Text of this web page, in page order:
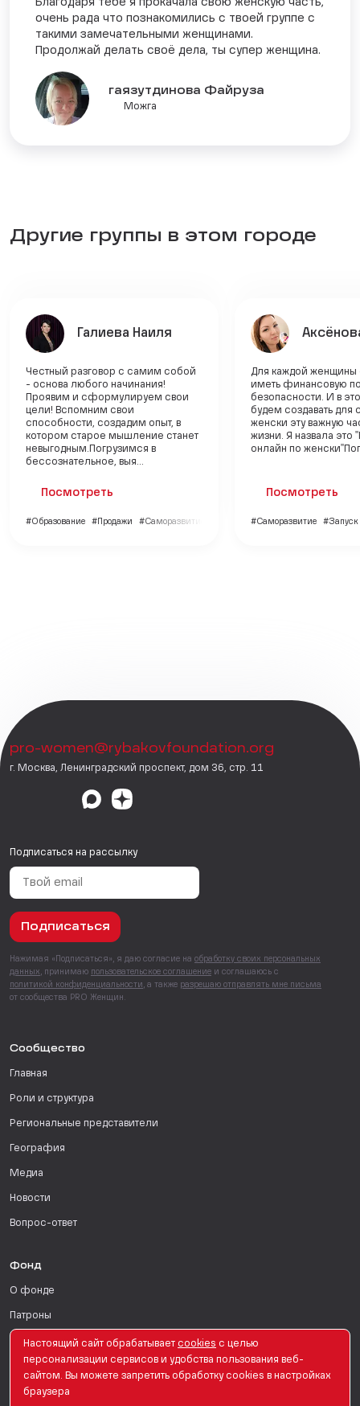
Благодаря тебе я прокачала свою женскую часть,
очень рада что познакомились с твоей группе с
такими замечательными женщинами.
Продолжай делать своё дела, ты супер женщина.
гаязутдинова Файруза
Можга
Другие группы в этом городе
Галиева Наиля
Честный разговор с самим собой
- основа любого начинания!
Проявим и сформулируем свои
цели! Вспомним свои
способности, создадим опыт, в
котором старое мышление станет
невыгодным.Погрузимся в
бессознательное, выя...
Посмотреть
#Образование #Продажи #Саморазвитие
Для каждой женщины
иметь финансовую
безопасности. И в
будем создавать для
женски эту важную
жизни. Я назвала это
онлайн по
Посмотреть
#Саморазвитие #Запуск
pro-women@rybakovfoundation.org
г. Москва, Ленинградский проспект, дом 36, стр. 11
Подписаться на рассылку
Подписаться
Нажимая «Подписаться», я даю согласие на обработку своих персональных
данных , принимаю пользовательское соглашение и соглашаюсь с
политикой конфиденциальности , а также разрешаю отправлять мне письма
от сообщества PRO Женщин.
Сообщество
Главная
Роли и структура
Региональные представители
География
Медиа
Новости
Вопрос-ответ
Фонд
О фонде
Патроны
Поддержать
Для СМИ
Настоящий сайт обрабатывает сookies с целью
персонализации сервисов и удобства пользования веб-
сайтом. Вы можете запретить обработку сookies в настройках
браузера